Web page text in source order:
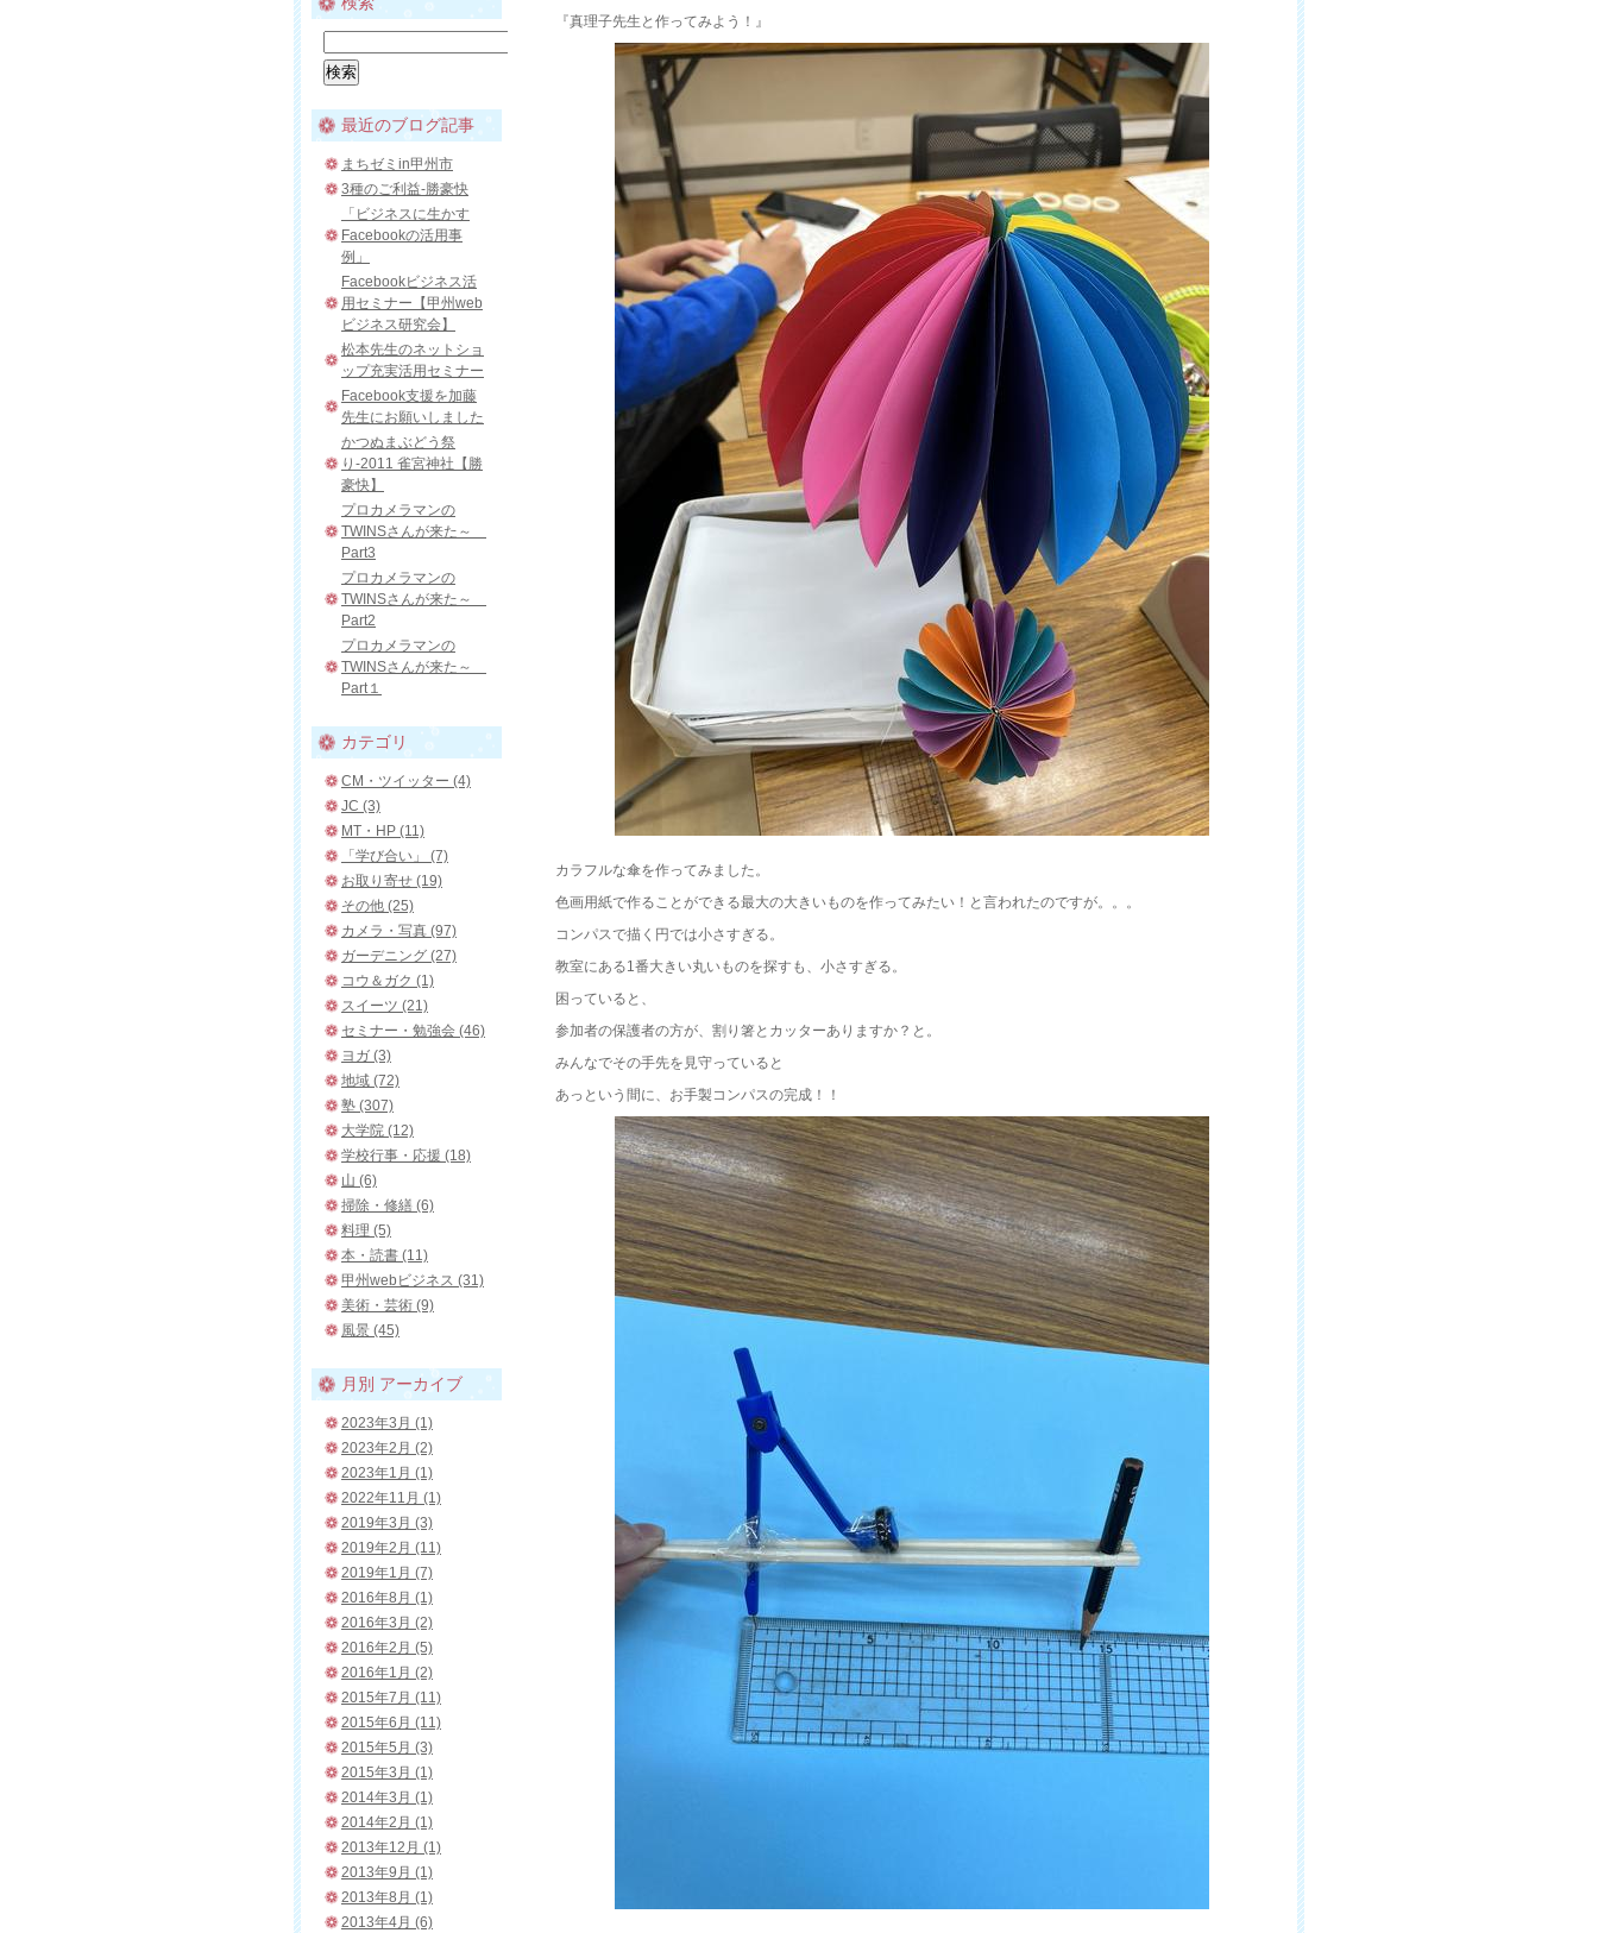
『真理子先生と作ってみよう！』
カラフルな傘を作ってみました。
色画用紙で作ることができる最大の大きいものを作ってみたい！と言われたのですが。。。
コンパスで描く円では小さすぎる。
教室にある1番大きい丸いものを探すも、小さすぎる。
困っていると、
参加者の保護者の方が、割り箸とカッターありますか？と。
みんなでその手先を見守っていると
あっという間に、お手製コンパスの完成！！
最近のブログ記事
まちゼミin甲州市
3種のご利益-勝豪快
「ビジネスに生かす
Facebookの活用事
例」
Facebookビジネス活
用セミナー【甲州web
ビジネス研究会】
松本先生のネットショ
ップ充実活用セミナー
Facebook支援を加藤
先生にお願いしました
かつぬまぶどう祭
り-2011 雀宮神社【勝
豪快】
プロカメラマンの
TWINSさんが来た～
Part3
プロカメラマンの
TWINSさんが来た～
Part2
プロカメラマンの
TWINSさんが来た～
Part１
カテゴリ
CM・ツイッター (4)
JC (3)
MT・HP (11)
「学び合い」 (7)
お取り寄せ (19)
その他 (25)
カメラ・写真 (97)
ガーデニング (27)
コウ＆ガク (1)
スイーツ (21)
セミナー・勉強会 (46)
ヨガ (3)
地域 (72)
塾 (307)
大学院 (12)
学校行事・応援 (18)
山 (6)
掃除・修繕 (6)
料理 (5)
本・読書 (11)
甲州webビジネス (31)
美術・芸術 (9)
風景 (45)
月別 アーカイブ
2023年3月 (1)
2023年2月 (2)
2023年1月 (1)
2022年11月 (1)
2019年3月 (3)
2019年2月 (11)
2019年1月 (7)
2016年8月 (1)
2016年3月 (2)
2016年2月 (5)
2016年1月 (2)
2015年7月 (11)
2015年6月 (11)
2015年5月 (3)
2015年3月 (1)
2014年3月 (1)
2014年2月 (1)
2013年12月 (1)
2013年9月 (1)
2013年8月 (1)
2013年4月 (6)